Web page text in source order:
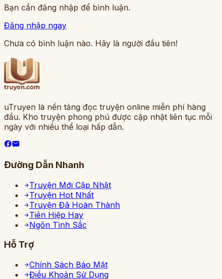
Bạn cần đăng nhập để bình luận.
Đăng nhập ngay
Chưa có bình luận nào. Hãy là người đầu tiên!
uTruyen là nền tảng đọc truyện online miễn phí hàng
đầu. Kho truyện phong phú được cập nhật liên tục mỗi
ngày với nhiều thể loại hấp dẫn.
Đường Dẫn Nhanh
Truyện Mới Cập Nhật
Truyện Hot Nhất
Truyện Đã Hoàn Thành
Tiên Hiệp Hay
Ngôn Tình Sắc
Hỗ Trợ
Chính Sách Bảo Mật
Điều Khoản Sử Dụng